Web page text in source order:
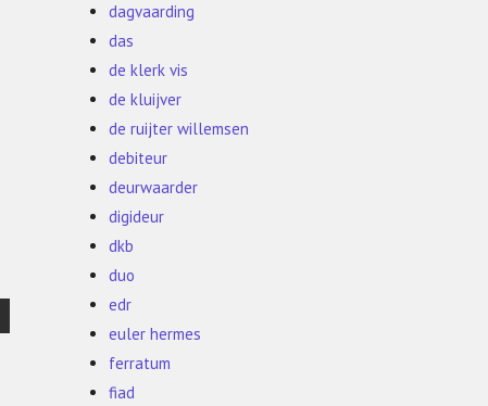
dagvaarding
das
de klerk vis
de kluijver
de ruijter willemsen
debiteur
deurwaarder
digideur
dkb
duo
edr
euler hermes
ferratum
fiad